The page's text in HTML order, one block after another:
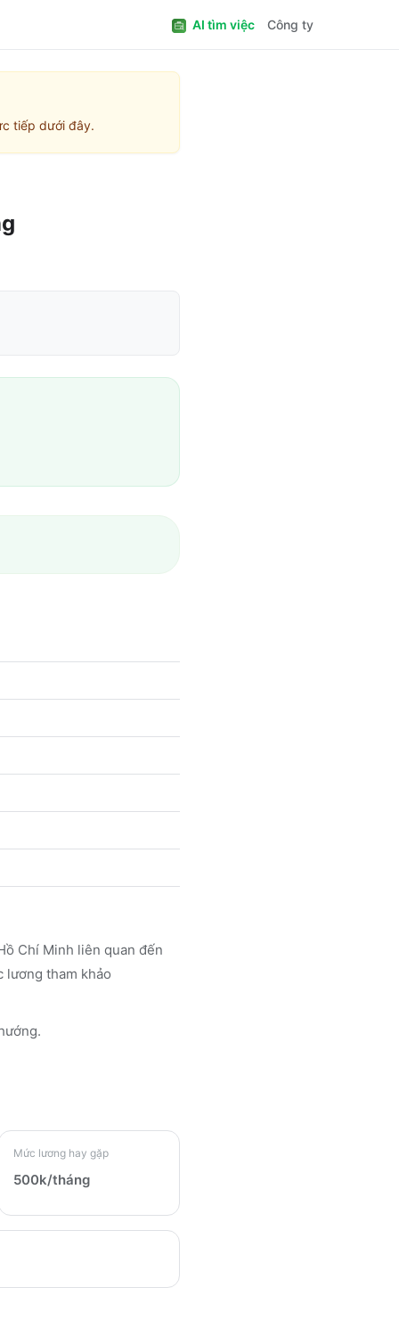
AI tìm việc Công ty
tiếp dưới đây.
Chí Minh liên quan đến
lương tham khảo
Mức lương hay gặp
500k/tháng